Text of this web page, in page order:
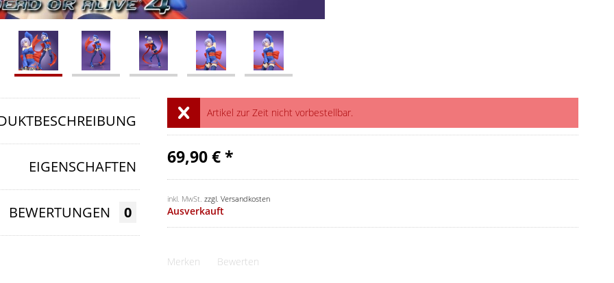
Artikel zur Zeit nicht vorbestellbar.
69,90 € *
inkl. MwSt. zzgl. Versandkosten
Ausverkauft
Merken Bewerten
EIGENSCHAFTEN
BEWERTUNGEN 0